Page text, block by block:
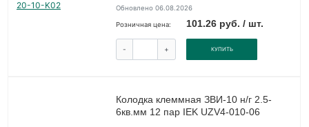
Обновлено 06.08.2026
Розничная цена: 101.26 руб. / шт.
- + КУПИТЬ
Колодка клеммная ЗВИ-10 н/г 2.5-
6кв.мм 12 пар IEK UZV4-010-06